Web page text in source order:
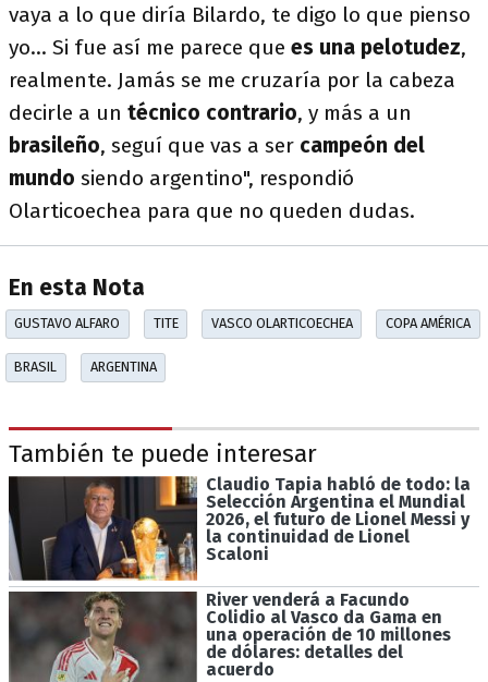
vaya a lo que diría Bilardo, te digo lo que pienso
yo... Si fue así me parece que es una pelotudez,
realmente. Jamás se me cruzaría por la cabeza
decirle a un técnico contrario, y más a un
brasileño, seguí que vas a ser campeón del
mundo siendo argentino", respondió
Olarticoechea para que no queden dudas.
En esta Nota
GUSTAVO ALFARO TITE VASCO OLARTICOECHEA COPA AMÉRICA
BRASIL ARGENTINA
También te puede interesar
Claudio Tapia habló de todo: la
Selección Argentina el Mundial
2026, el futuro de Lionel Messi y
la continuidad de Lionel
Scaloni
River venderá a Facundo
Colidio al Vasco da Gama en
una operación de 10 millones
de dólares: detalles del
acuerdo